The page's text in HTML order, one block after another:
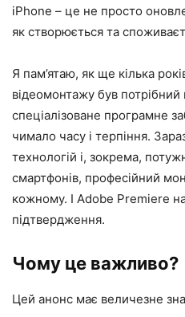
iPhone – це не просто
як створюється та
Я пам’ятаю, як ще кілька
відеомонтажу був
спеціалізоване програмне
чимало часу і терпіння.
технологій і, зокрема,
смартфонів, професійний
кожному. І Adobe Premiere
підтвердження.
Чому це важливо?
Цей анонс має величезне